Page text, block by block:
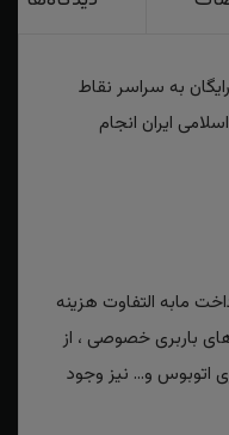
به سراسر نقاط
ایران انجام
مابه التفاوت هزینه
باربری خصوصی ، از
اتوبوس و... نیز وجود